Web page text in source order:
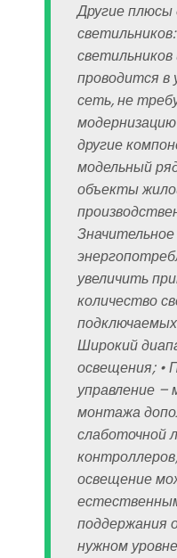
Другие
проводится в
сеть, не
другие
модельный
объекты
увеличить
количество
Широкий
освещения; •
управление –
монтажа
слаботочной
освещение
поддержания
нужном